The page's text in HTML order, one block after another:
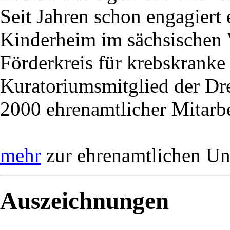
Seit Jahren schon
Kinderheim im
Förderkreis für
Kuratoriumsmitglied der
2000 ehrenamtlicher
mehr zur ehrenamtlichen
Auszeichnungen